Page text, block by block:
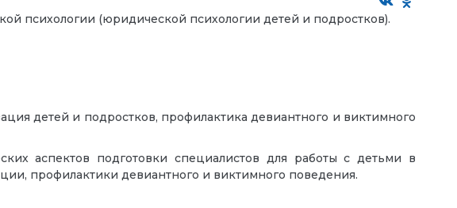
психологии (юридической психологии детей и подростков).
детей и подростков, профилактика девиантного и виктимного
аспектов подготовки специалистов для работы с детьми в
профилактики девиантного и виктимного поведения.